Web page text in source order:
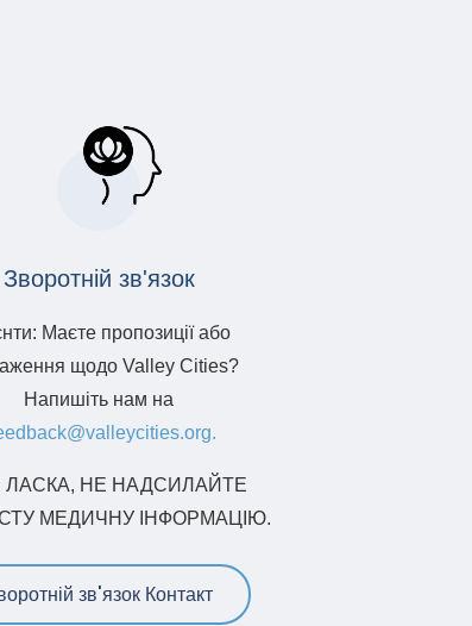
Зворотній зв'язок
Маєте пропозиції або
щодо Valley Cities?
Напишіть нам на
ЛАСКА, НЕ НАДСИЛАЙТЕ
МЕДИЧНУ ІНФОРМАЦІЮ.
зв'язок Контакт